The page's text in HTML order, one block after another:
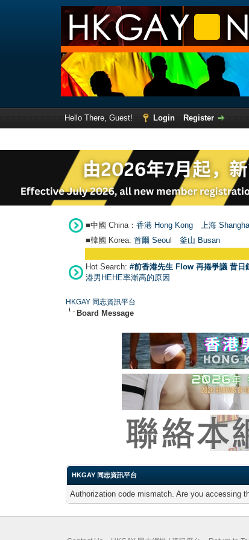
Hello There, Guest! Login
Register
■中國 China： 香港 Hong Kong 上海
■韓國 Korea: 首爾 Seou 釜山 Busan
Hot Search: #前香港先生 Flow 再捲爭議 昔日
港男HEHE率漸高的原因
HKGAY 同志資訊平台
Board Message
HKGAY 同志資訊平台
Authorization code mismatch. Are you accessing